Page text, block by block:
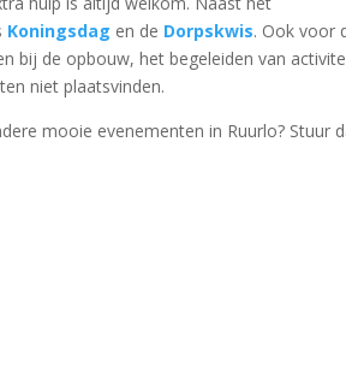
Koningsdag en de Dorpskwis. Ook voor
bij de opbouw, het begeleiden van
niet plaatsvinden.
mooie evenementen in Ruurlo? Stuur